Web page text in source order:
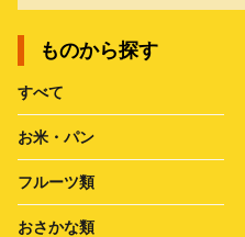
ものから探す
すべて
お米・パン
フルーツ類
おさかな類